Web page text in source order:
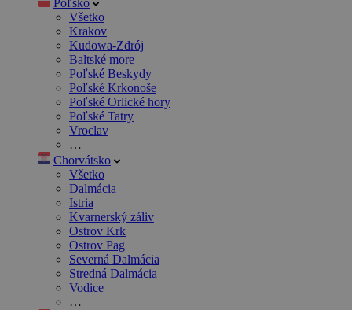
Poľsko
Všetko
Krakov
Kudowa-Zdrój
Baltské more
Poľské Beskydy
Poľské Krkonoše
Poľské Orlické hory
Poľské Tatry
Vroclav
…
Chorvátsko
Všetko
Dalmácia
Istria
Kvarnerský záliv
Ostrov Krk
Ostrov Pag
Severná Dalmácia
Stredná Dalmácia
Vodice
…